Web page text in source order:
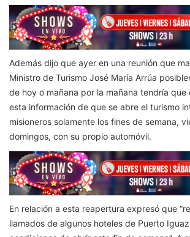
Además dijo que ayer en una reunión que
Ministro de Turismo José María Arrúa
de hoy o mañana por la mañana tendría
esta información de que se abre el turismo
misioneros solamente los fines de semana,
domingos, con su propio automóvil.
En relación a esta reapertura expresó que
llamados de algunos hoteles de Puerto